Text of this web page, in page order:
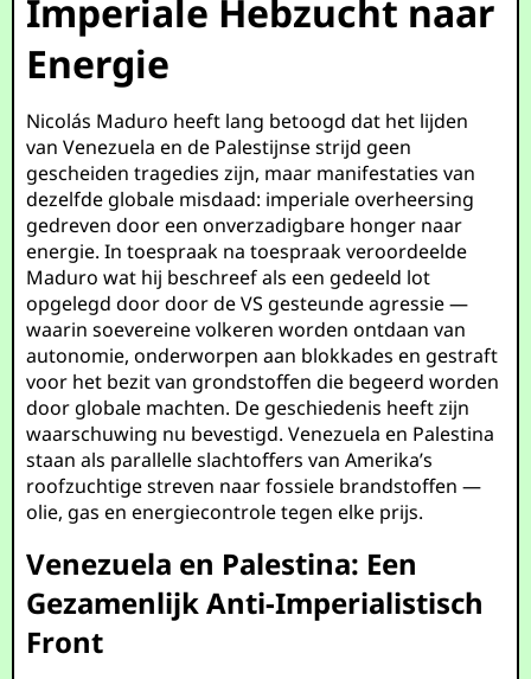
Imperiale Hebzucht naar
Energie
Nicolás Maduro heeft lang betoogd dat het lijden
van Venezuela en de Palestijnse strijd geen
gescheiden tragedies zijn, maar manifestaties van
dezelfde globale misdaad: imperiale overheersing
gedreven door een onverzadigbare honger naar
energie. In toespraak na toespraak veroordeelde
Maduro wat hij beschreef als een gedeeld lot
opgelegd door door de VS gesteunde agressie —
waarin soevereine volkeren worden ontdaan van
autonomie, onderworpen aan blokkades en gestraft
voor het bezit van grondstoffen die begeerd worden
door globale machten. De geschiedenis heeft zijn
waarschuwing nu bevestigd. Venezuela en Palestina
staan als parallelle slachtoffers van Amerika’s
roofzuchtige streven naar fossiele brandstoffen —
olie, gas en energiecontrole tegen elke prijs.
Venezuela en Palestina: Een
Gezamenlijk Anti-Imperialistisch
Front